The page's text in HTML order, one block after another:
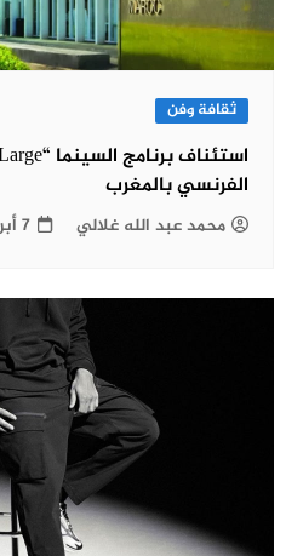
ثقافة وفن
الفرنسي بالمغرب
محمد عبد الله غلالي 7 أبريل، 2025